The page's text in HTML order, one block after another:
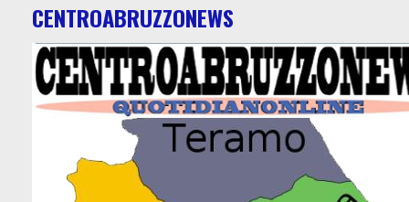
CENTROABRUZZONEWS